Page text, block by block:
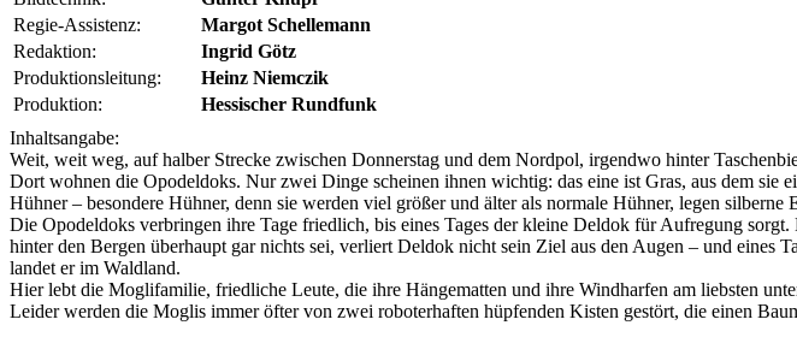
Regie-Assistenz:
Margot Schellemann
Redaktion:
Ingrid Götz
Produktionsleitung:
Heinz Niemczik
Produktion:
Hessischer Rundfunk
Inhaltsangabe:
Weit, weit weg, auf halber Strecke zwischen Donnerstag und dem Nordpol, irgendwo hinter
Dort wohnen die Opodeldoks. Nur zwei Dinge scheinen ihnen wichtig: das eine ist Gras, aus dem sie
Hühner – besondere Hühner, denn sie werden viel größer und älter als normale Hühner, legen
Die Opodeldoks verbringen ihre Tage friedlich, bis eines Tages der kleine Deldok für Aufregung
hinter den Bergen überhaupt gar nichts sei, verliert Deldok nicht sein Ziel aus den Augen – und eines
landet er im Waldland.
Hier lebt die Moglifamilie, friedliche Leute, die ihre Hängematten und ihre Windharfen am liebsten
Leider werden die Moglis immer öfter von zwei roboterhaften hüpfenden Kisten gestört, die einen